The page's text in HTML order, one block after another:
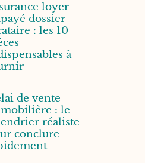
loyer
dossier
: les 10
à
de vente
: le
réaliste
conclure